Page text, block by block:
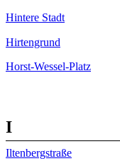
Hintere Stadt
Hirtengrund
Horst-Wessel-Platz
I
Iltenbergstraße